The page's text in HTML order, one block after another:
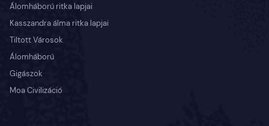
Álomháború ritka lapjai
Kasszandra álma ritka lapjai
Tiltott Városok
Álomháború
Gigászok
Moa Civilizáció